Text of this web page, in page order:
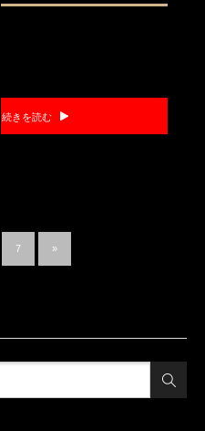
続きを読む
7 »